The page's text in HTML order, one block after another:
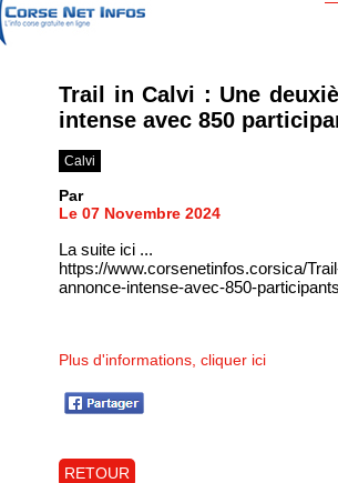
Trail in Calvi : Une
intense avec 850
Calvi
Par
Le 07 Novembre 2024
La suite ici ...
https://www.corsenetinfos.corsica/
annonce-intense-avec-850-
Plus d'informations, cliquer ici
RETOUR